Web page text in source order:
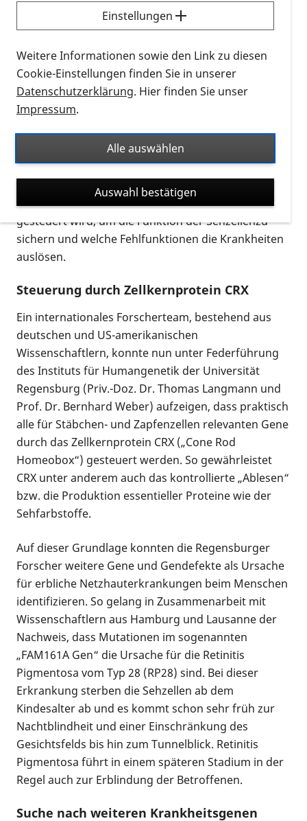
Millionen Stäbchen- und rund sechs Millionen
Zapfen sind. Diese lichtempfindlichen Sehzellen
elektrische Impulse um, die dann wiederum im
Gehirn zur eigentlichen Sehwahrnehmung
verarbeitet werden.
Defekte in Stäbchen- und Zapfenzellen sind als
erbliche Netzhauterkrankungen bekannt und
können zu einer fortschreitenden Erblindung
führen. Bislang war jedoch nur in Ansätzen bekannt,
wie die Produktion von Proteinen in den Sehzellen
gesteuert wird, um die Funktion der Sehzellenzu
sichern und welche Fehlfunktionen die Krankheiten
auslösen.
Steuerung durch Zellkernprotein CRX
Ein internationales Forscherteam, bestehend aus
deutschen und US-amerikanischen
Wissenschaftlern, konnte nun unter Federführung
des Instituts für Humangenetik der Universität
Regensburg (Priv.-Doz. Dr. Thomas Langmann und
Prof. Dr. Bernhard Weber) aufzeigen, dass praktisch
alle für Stäbchen- und Zapfenzellen relevanten Gene
durch das Zellkernprotein CRX („Cone Rod
Homeobox“) gesteuert werden. So gewährleistet
CRX unter anderem auch das kontrollierte „Ablesen“
bzw. die Produktion essentieller Proteine wie der
Sehfarbstoffe.
Auf dieser Grundlage konnten die Regensburger
Forscher weitere Gene und Gendefekte als Ursache
für erbliche Netzhauterkrankungen beim Menschen
identifizieren. So gelang in Zusammenarbeit mit
Wissenschaftlern aus Hamburg und Lausanne der
Nachweis, dass Mutationen im sogenannten
„FAM161A Gen“ die Ursache für die Retinitis
Pigmentosa vom Typ 28 (RP28) sind. Bei dieser
Erkrankung sterben die Sehzellen ab dem
Kindesalter ab und es kommt schon sehr früh zur
Nachtblindheit und einer Einschränkung des
Gesichtsfelds bis hin zum Tunnelblick. Retinitis
Pigmentosa führt in einem späteren Stadium in der
Regel auch zur Erblindung der Betroffenen.
Suche nach weiteren Krankheitsgenen
Einstellungen
Weitere Informationen sowie den Link zu diesen
Cookie-Einstellungen finden Sie in unserer
Datenschutzerklärung. Hier finden Sie unser
Impressum.
Alle auswählen
Auswahl bestätigen